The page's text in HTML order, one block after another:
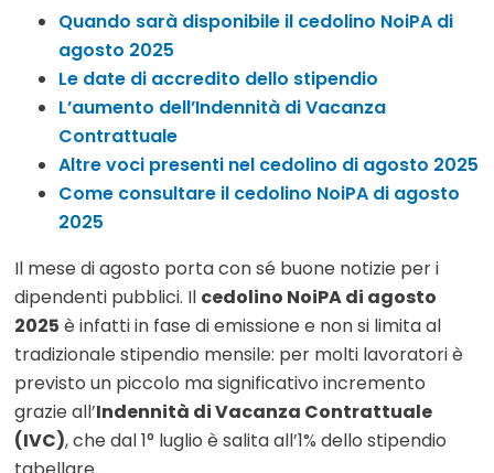
Quando sarà disponibile il cedolino NoiPA di
agosto 2025
Le date di accredito dello stipendio
L’aumento dell’Indennità di Vacanza
Contrattuale
Altre voci presenti nel cedolino di agosto 2025
Come consultare il cedolino NoiPA di agosto
2025
Il mese di agosto porta con sé buone notizie per i
dipendenti pubblici. Il cedolino NoiPA di agosto
2025 è infatti in fase di emissione e non si limita al
tradizionale stipendio mensile: per molti lavoratori è
previsto un piccolo ma significativo incremento
grazie all’Indennità di Vacanza Contrattuale
(IVC), che dal 1° luglio è salita all’1% dello stipendio